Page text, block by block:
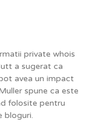
private whois
a sugerat ca
avea un impact
spune ca este
folosite pentru
bloguri.